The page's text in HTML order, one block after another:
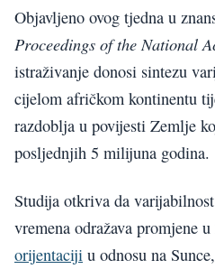
Objavljeno ovog tjedna u
Proceedings of the National
istraživanje donosi sintezu
cijelom afričkom kontinentu
razdoblja u povijesti Zemlje
posljednjih 5 milijuna godina.
Studija otkriva da
vremena odražava promjene
orijentaciji u odnosu na